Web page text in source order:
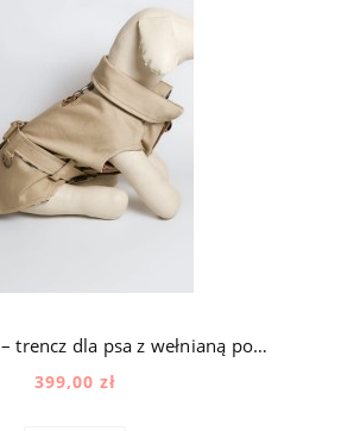
Oxford Classic – trencz dla psa z wełnianą podszewką w kolorze beżowym
399,00 zł